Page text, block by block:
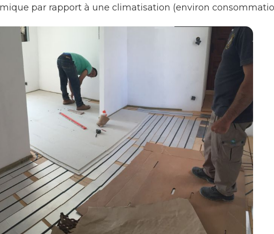
par rapport à une climatisation (environ